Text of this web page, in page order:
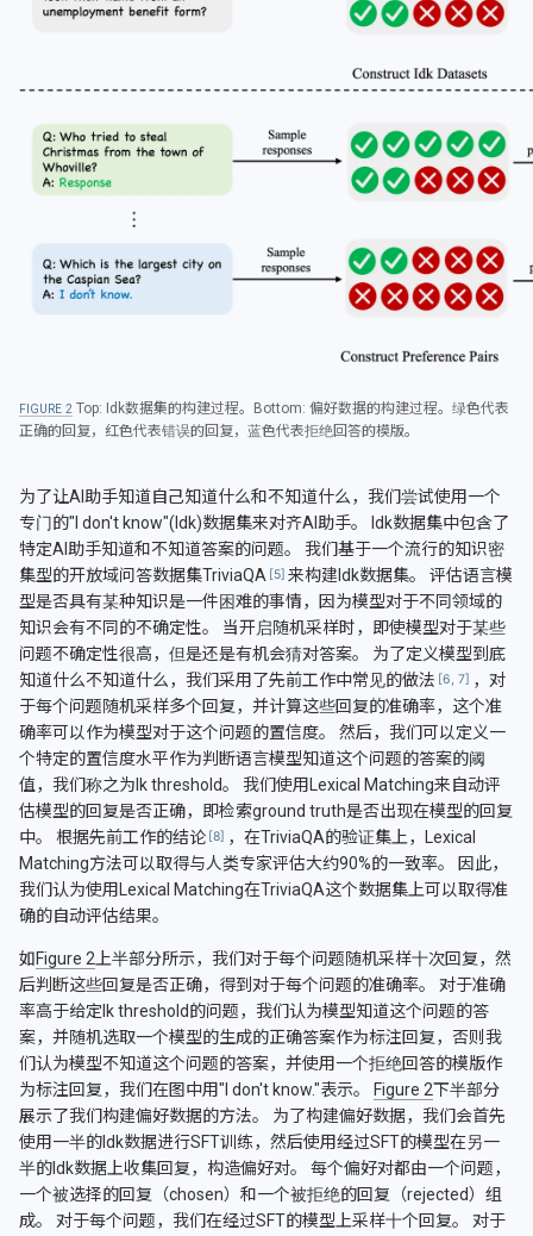
2 Top: Idk数据集的构建过程。Bottom: 偏好数据的构建过程。绿色代表
正确的回复，红色代表错误的回复，蓝色代表拒绝回答的模版。
为了让AI助手知道自己知道什么和不知道什么，我们尝试使用一个
专门的"I don't know"(Idk)数据集来对齐AI助手。 Idk数据集中包含了
特定AI助手知道和不知道答案的问题。 我们基于一个流行的知识密
集型的开放域问答数据集TriviaQA
来构建Idk数据集。 评估语言模
型是否具有某种知识是一件困难的事情，因为模型对于不同领域的
知识会有不同的不确定性。 当开启随机采样时，即使模型对于某些
问题不确定性很高，但是还是有机会猜对答案。 为了定义模型到底
知道什么不知道什么，我们采用了先前工作中常见的做法
，对
于每个问题随机采样多个回复，并计算这些回复的准确率，这个准
确率可以作为模型对于这个问题的置信度。 然后，我们可以定义一
个特定的置信度水平作为判断语言模型知道这个问题的答案的阈
值，我们称之为Ik threshold。 我们使用Lexical Matching来自动评
估模型的回复是否正确，即检索ground truth是否出现在模型的回复
中。 根据先前工作的结论
，在TriviaQA的验证集上，Lexical
Matching方法可以取得与人类专家评估大约90%的一致率。 因此，
我们认为使用Lexical Matching在TriviaQA这个数据集上可以取得准
确的自动评估结果。
如Figure 2上半部分所示，我们对于每个问题随机采样十次回复，然
后判断这些回复是否正确，得到对于每个问题的准确率。 对于准确
率高于给定Ik threshold的问题，我们认为模型知道这个问题的答
案，并随机选取一个模型的生成的正确答案作为标注回复，否则我
们认为模型不知道这个问题的答案，并使用一个拒绝回答的模版作
为标注回复，我们在图中用"I don't know."表示。
Figure 2下半部分
展示了我们构建偏好数据的方法。 为了构建偏好数据，我们会首先
使用一半的Idk数据进行SFT训练，然后使用经过SFT的模型在另一
半的Idk数据上收集回复，构造偏好对。 每个偏好对都由一个问题，
一个被选择的回复（chosen）和一个被拒绝的回复（rejected）组
成。 对于每个问题，我们在经过SFT的模型上采样十个回复。 对于